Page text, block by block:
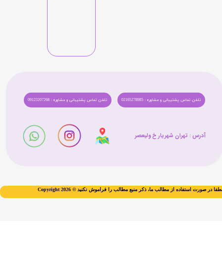
تلفن تماس پشتیبانی و مشاوره : 09123207268 تلفن تماس پشتیبانی و مشاوره : 02165278985
آدرس : تهران شهریار خ ولیعصر​​​​​​​